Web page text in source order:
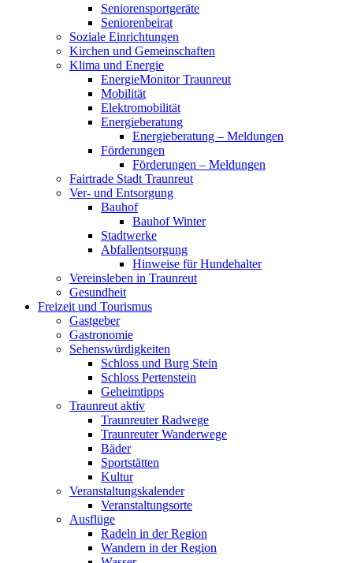
Seniorensportgeräte
Seniorenbeirat
Soziale Einrichtungen
Kirchen und Gemeinschaften
Klima und Energie
EnergieMonitor Traunreut
Mobilität
Elektromobilität
Energieberatung
Energieberatung – Meldungen
Förderungen
Förderungen – Meldungen
Fairtrade Stadt Traunreut
Ver- und Entsorgung
Bauhof
Bauhof Winter
Stadtwerke
Abfallentsorgung
Hinweise für Hundehalter
Vereinsleben in Traunreut
Gesundheit
Freizeit und Tourismus
Gastgeber
Gastronomie
Sehenswürdigkeiten
Schloss und Burg Stein
Schloss Pertenstein
Geheimtipps
Traunreut aktiv
Traunreuter Radwege
Traunreuter Wanderwege
Bäder
Sportstätten
Kultur
Veranstaltungskalender
Veranstaltungsorte
Ausflüge
Radeln in der Region
Wandern in der Region